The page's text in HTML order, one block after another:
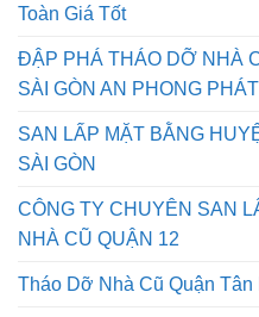
Toàn Giá Tốt
ĐẬP PHÁ THÁO DỠ NHÀ
SÀI GÒN AN PHONG PHÁT
SAN LẤP MẶT BẰNG
SÀI GÒN
CÔNG TY CHUYÊN SAN
NHÀ CŨ QUẬN 12
Tháo Dỡ Nhà Cũ Quận